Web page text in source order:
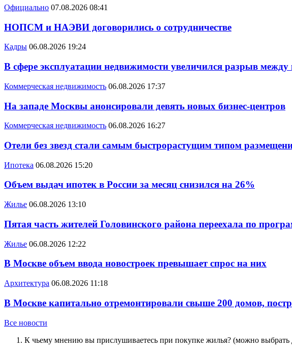
Официально 07.08.2026 08:41
НОПСМ и НАЭВИ договорились о сотрудничестве
Кадры 06.08.2026 19:24
В сфере эксплуатации недвижимости увеличился разрыв
Коммерческая недвижимость 06.08.2026 17:37
На западе Москвы анонсировали девять новых бизнес-центров
Коммерческая недвижимость 06.08.2026 16:27
Отели без звезд стали самым быстрорастущим типом
Ипотека 06.08.2026 15:20
Объем выдач ипотек в России за месяц снизился на 26%
Жилье 06.08.2026 13:10
Пятая часть жителей Головинского района переехала по
Жилье 06.08.2026 12:22
В Москве объем ввода новостроек превышает спрос на них
Архитектура 06.08.2026 11:18
В Москве капитально отремонтировали свыше 200 домов,
Все новости
К чьему мнению вы прислушиваетесь при покупке жилья? (можно выбрать